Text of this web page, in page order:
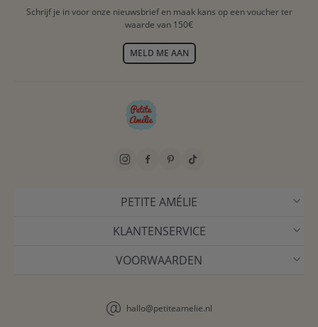
Schrijf je in voor onze nieuwsbrief en maak kans op een voucher ter
waarde van 150€
MELD ME AAN
PETITE AMÉLIE
KLANTENSERVICE
VOORWAARDEN
hallo@petiteamelie.nl